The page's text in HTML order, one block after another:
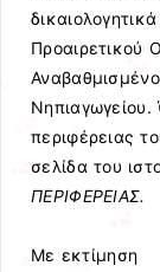
Προαιρετικού
περιφέρειας
σελίδα του
ΠΕΡΙΦΕΡΕΙΑΣ.
Με εκτίμηση